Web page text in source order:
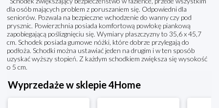
dla osób mających problem z poruszaniem się. Odpowiedni dla
seniorów. Pozwala na bezpieczne wchodzenie do wanny czy pod
prysznic. Powierzchnia posiada komfortową powłokę piankową
zapobiegającą poślizgnięciu się. Wymiary płaszczyzny to 35,6 x 45,7
cm. Schodek posiada gumowe nóżki, które dobrze przylegają do
podłoża. Schodki można ustawiać jeden na drugim i w ten sposób
uzyskać wyższy stopień. Z każdym schodkiem zwiększa się wysokość
o 5 cm.
Wyprzedaże w sklepie 4Home